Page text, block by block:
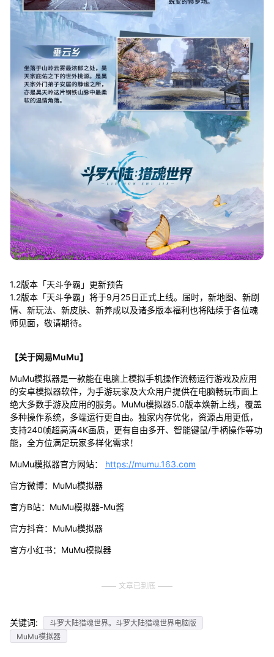
1.2版本「天斗争霸」更新预告
1.2版本「天斗争霸」将于9月25日正式上线。届时，新地图、新剧
情、新玩法、新皮肤、新养成以及诸多版本福利也将陆续于各位魂
师见面，敬请期待。
【关于网易MuMu】
MuMu模拟器是一款能在电脑上模拟手机操作流畅运行游戏及应用
的安卓模拟器软件，为手游玩家及大众用户提供在电脑畅玩市面上
绝大多数手游及应用的服务。MuMu模拟器5.0版本焕新上线，覆盖
多种操作系统，多端运行更自由。独家内存优化，资源占用更低，
支持240帧超高清4K画质，更有自由多开、智能键鼠/手柄操作等功
能，全方位满足玩家多样化需求！
MuMu模拟器官方网站： https://mumu.163.com
官方微博：MuMu模拟器
官方B站：MuMu模拟器-Mu酱
官方抖音：MuMu模拟器
官方小红书：MuMu模拟器
文章已到底
关键词:
斗罗大陆猎魂世界。斗罗大陆猎魂世界电脑版
MuMu模拟器